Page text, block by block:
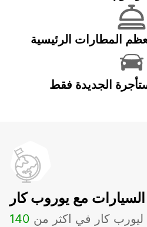
الجديدة فقط
السيارات مع يوروب كار
ليورب كار في اكثر من 140